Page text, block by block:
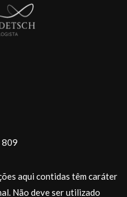
809
aqui contidas têm caráter
Não deve ser utilizado